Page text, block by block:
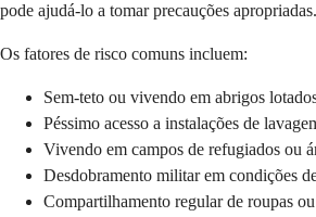
pode ajudá-lo a tomar precauções apropriadas.
Os fatores de risco comuns incluem:
Sem-teto ou vivendo em abrigos
Péssimo acesso a instalações de
Vivendo em campos de refugiados ou
Desdobramento militar em condições
Compartilhamento regular de roupas